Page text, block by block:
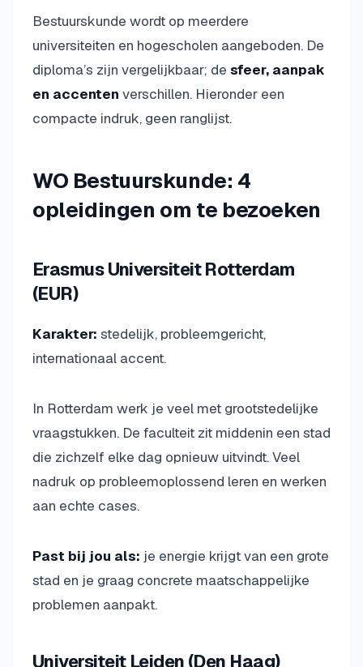
Bestuurskunde wordt op meerdere
universiteiten en hogescholen aangeboden. De
diploma’s zijn vergelijkbaar; de sfeer, aanpak
en accenten verschillen. Hieronder een
compacte indruk, geen ranglijst.
WO Bestuurskunde: 4
opleidingen om te bezoeken
Erasmus Universiteit Rotterdam
(EUR)
Karakter: stedelijk, probleemgericht,
internationaal accent.
In Rotterdam werk je veel met grootstedelijke
vraagstukken. De faculteit zit middenin een stad
die zichzelf elke dag opnieuw uitvindt. Veel
nadruk op probleemoplossend leren en werken
aan echte cases.
Past bij jou als: je energie krijgt van een grote
stad en je graag concrete maatschappelijke
problemen aanpakt.
Universiteit Leiden (Den Haag)